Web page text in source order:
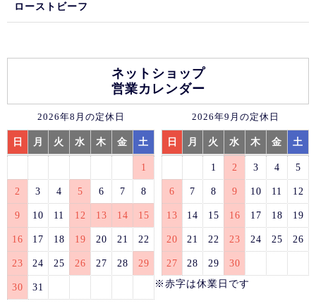
ローストビーフ
ネットショップ
営業カレンダー
2026年8月の定休日
日 月 火 水 木 金 土
1
2 3 4 5 6 7 8
9 10 11 12 13 14 15
16 17 18 19 20 21 22
23 24 25 26 27 28 29
30 31
2026年9月の定休日
日 月 火 水 木 金 土
1 2 3 4 5
6 7 8 9 10 11 12
13 14 15 16 17 18 19
20 21 22 23 24 25 26
27 28 29
30
※赤字は休業日です